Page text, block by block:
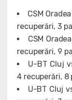
CSM
recuperări, 3
CSM
recuperări, 9
U-BT Cluj
4 recuperări, 8
U-BT Cluj